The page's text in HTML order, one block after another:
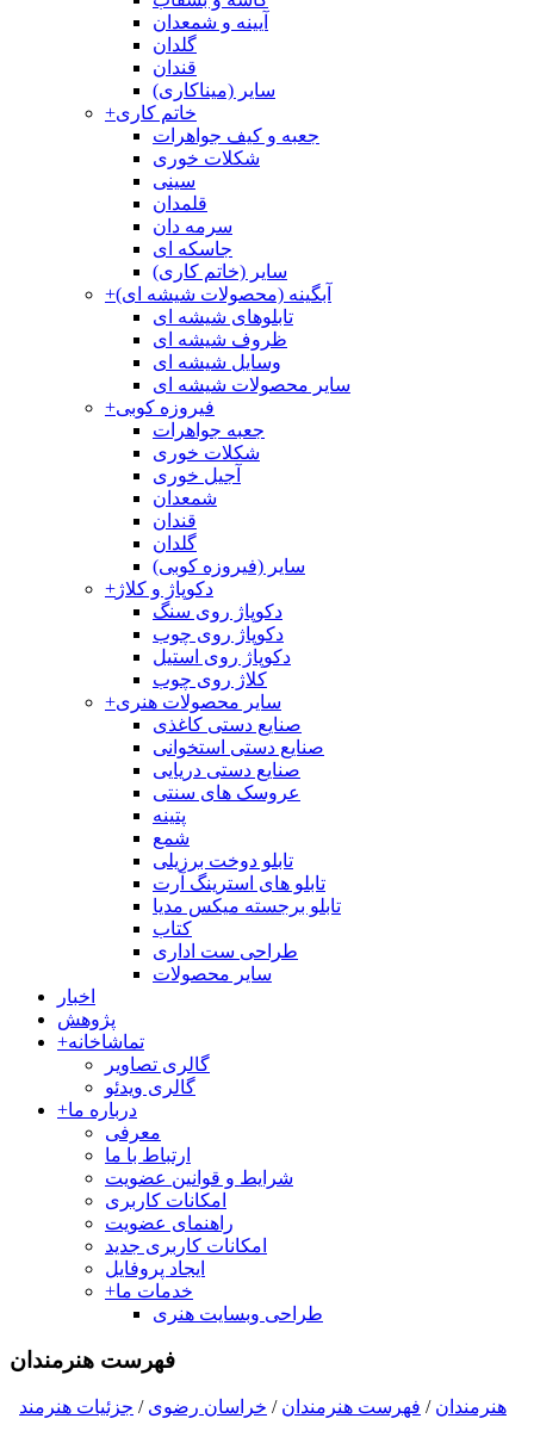
آیینه و شمعدان
گلدان
قندان
سایر (میناکاری)
+خاتم کاری
جعبه و کیف جواهرات
شکلات خوری
سینی
قلمدان
سرمه دان
جاسکه ای
سایر (خاتم کاری)
+آبگینه (محصولات شیشه ای)
تابلوهای شیشه ای
ظروف شیشه ای
وسایل شیشه ای
سایر محصولات شیشه ای
+فیروزه کوبی
جعبه جواهرات
شکلات خوری
آجیل خوری
شمعدان
قندان
گلدان
سایر (فیروزه کوبی)
+دکوپاژ و کلاژ
دکوپاژ روی سنگ
دکوپاژ روی چوب
دکوپاژ روی استیل
کلاژ روی چوب
+سایر محصولات هنری
صنایع دستی کاغذی
صنایع دستی استخوانی
صنایع دستی دریایی
عروسک های سنتی
پتینه
شمع
تابلو دوخت برزیلی
تابلو های استرینگ آرت
تابلو برجسته میکس مدیا
کتاب
طراحی ست اداری
سایر محصولات
اخبار
پژوهش
+تماشاخانه
گالری تصاویر
گالری ویدئو
+درباره ما
معرفی
ارتباط با ما
شرایط و قوانین عضویت
امکانات کاربری
راهنمای عضویت
امکانات کاربری جدید
ایجاد پروفایل
+خدمات ما
طراحی وبسایت هنری
فهرست هنرمندان
هنرمندان / فهرست هنرمندان / خراسان رضوی / جزئیات هنرمند